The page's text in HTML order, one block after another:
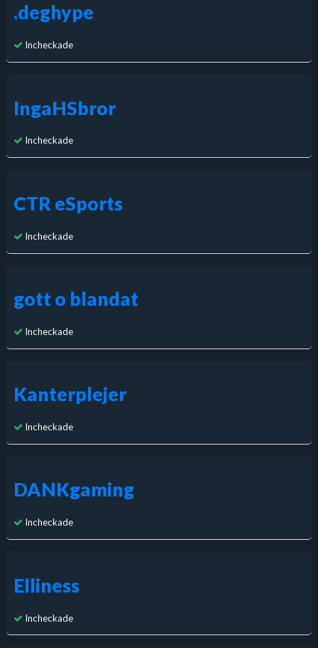
.deghype
Incheckade
IngaHSbror
Incheckade
CTR eSports
Incheckade
gott o blandat
Incheckade
Kanterplejer
Incheckade
DANKgaming
Incheckade
Elliness
Incheckade